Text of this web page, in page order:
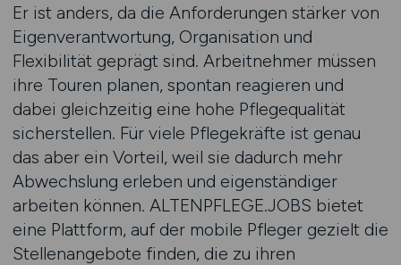
Er ist anders, da die Anforderungen stärker von
Eigenverantwortung, Organisation und
Flexibilität geprägt sind. Arbeitnehmer müssen
ihre Touren planen, spontan reagieren und
dabei gleichzeitig eine hohe Pflegequalität
sicherstellen. Für viele Pflegekräfte ist genau
das aber ein Vorteil, weil sie dadurch mehr
Abwechslung erleben und eigenständiger
arbeiten können. ALTENPFLEGE.JOBS bietet
eine Plattform, auf der mobile Pfleger gezielt die
Stellenangebote finden, die zu ihren